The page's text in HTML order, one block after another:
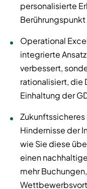
personalisierte
Operational
integrierte
verbessert,
rationalisiert, die
Einhaltung der
Zukunftssicheres
Hindernisse der
wie Sie diese
einen
mehr